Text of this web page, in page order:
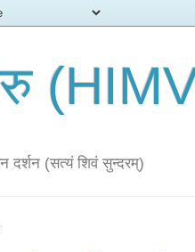
दर्शन (सत्यं शिवं सुन्दरम्)